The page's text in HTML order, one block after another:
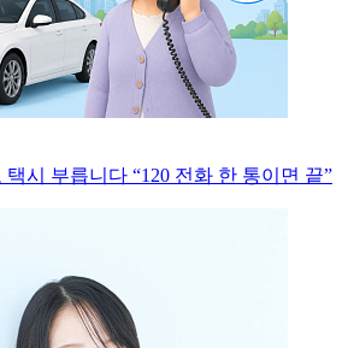
택시 부릅니다 “120 전화 한 통이면 끝”